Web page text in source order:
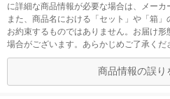
に詳細な商品情報が必要な場合は、メーカ
また、商品名における「セット」や「箱
お約束するものではありません。お届け
場合がございます。あらかじめご了承くだ
商品情報の誤り